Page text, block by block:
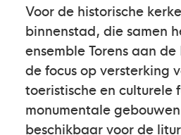
Voor de historische
binnenstad, die samen
ensemble Torens aan
de focus op versterking
toeristische en culturele
monumentale
beschikbaar voor de